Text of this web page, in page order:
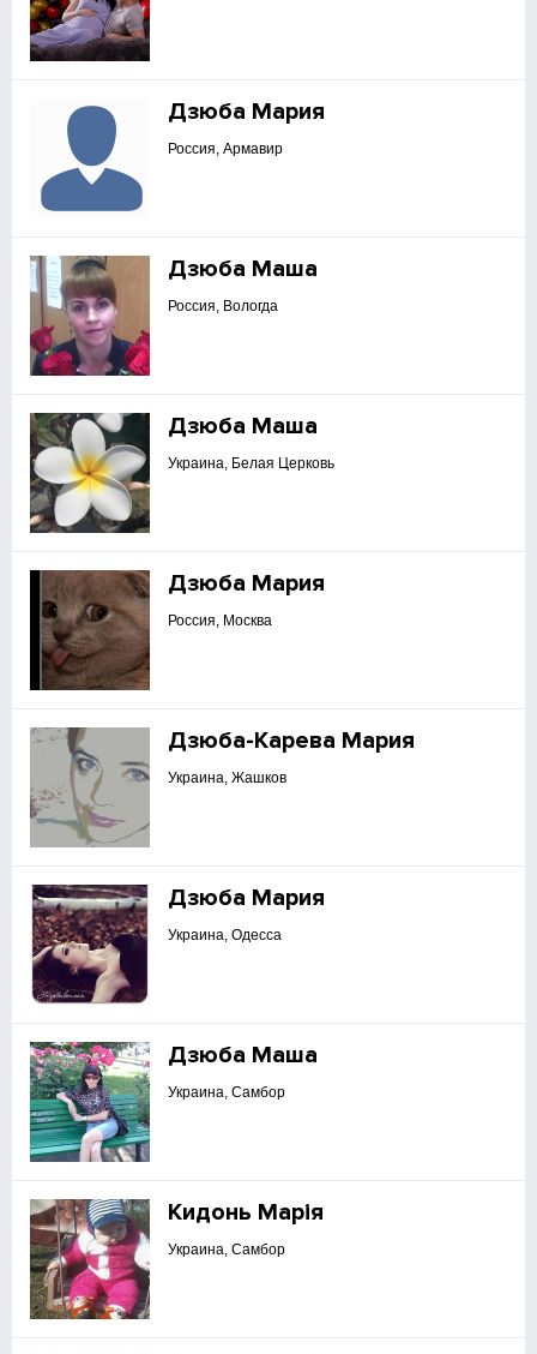
Дзюба Мария
Россия, Армавир
Дзюба Маша
Россия, Вологда
Дзюба Маша
Украина, Белая Церковь
Дзюба Мария
Россия, Москва
Дзюба-Карева Мария
Украина, Жашков
Дзюба Мария
Украина, Одесса
Дзюба Маша
Украина, Самбор
Кидонь Марія
Украина, Самбор